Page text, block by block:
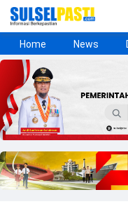
Home
News
Daerah
Ekonomi
Gaya Hidup
Kesehatan
Metro
Nasional
Hukrim
Olahraga
Politik
UMKM
Opini
Home News